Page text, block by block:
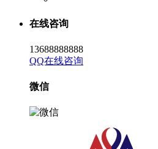
在线咨询
13688888888
QQ在线咨询
微信